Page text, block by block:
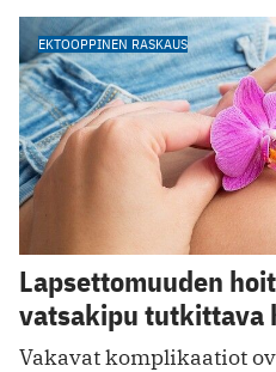
EKTOOPPINEN RASKAUS
Lapsettomuuden
vatsakipu tutkittava
Vakavat komplikaatiot